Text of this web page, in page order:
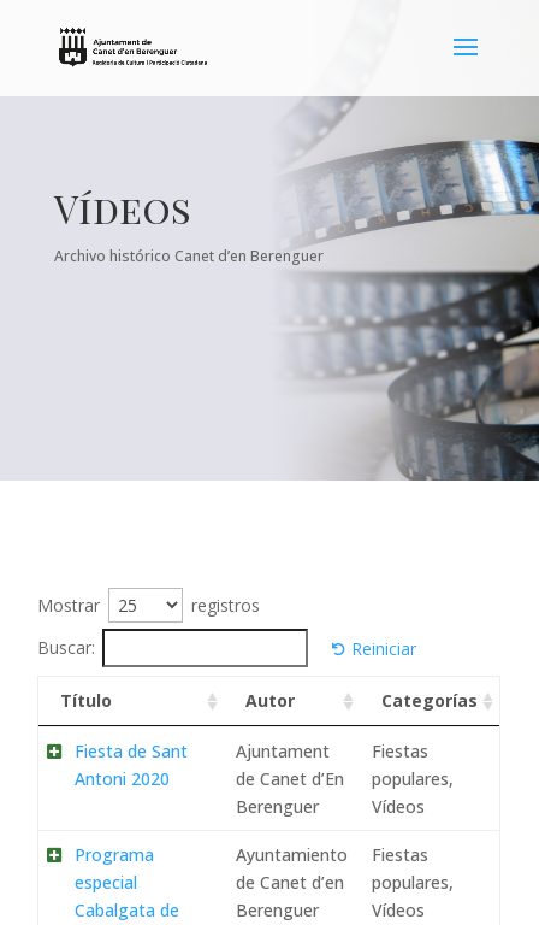
Vídeos
Archivo histórico Canet d’en Berenguer
Mostrar
registros
Reiniciar
Buscar:
Título Autor Categorías
Fiesta de Sant
Antoni 2020
Ajuntament
de Canet d’En
Berenguer
Fiestas
populares,
Vídeos
Programa
especial
Cabalgata de
Ayuntamiento
de Canet d’en
Berenguer
Fiestas
populares,
Vídeos